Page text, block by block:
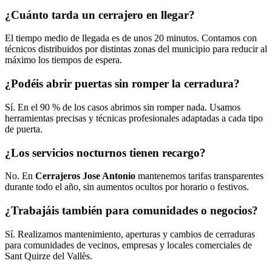
¿Cuánto tarda un cerrajero en llegar?
El tiempo medio de llegada es de unos 20 minutos. Contamos con
técnicos distribuidos por distintas zonas del municipio para reducir al
máximo los tiempos de espera.
¿Podéis abrir puertas sin romper la cerradura?
Sí. En el 90 % de los casos abrimos sin romper nada. Usamos
herramientas precisas y técnicas profesionales adaptadas a cada tipo
de puerta.
¿Los servicios nocturnos tienen recargo?
No. En Cerrajeros Jose Antonio mantenemos tarifas transparentes
durante todo el año, sin aumentos ocultos por horario o festivos.
¿Trabajáis también para comunidades o negocios?
Sí. Realizamos mantenimiento, aperturas y cambios de cerraduras
para comunidades de vecinos, empresas y locales comerciales de
Sant Quirze del Vallès.